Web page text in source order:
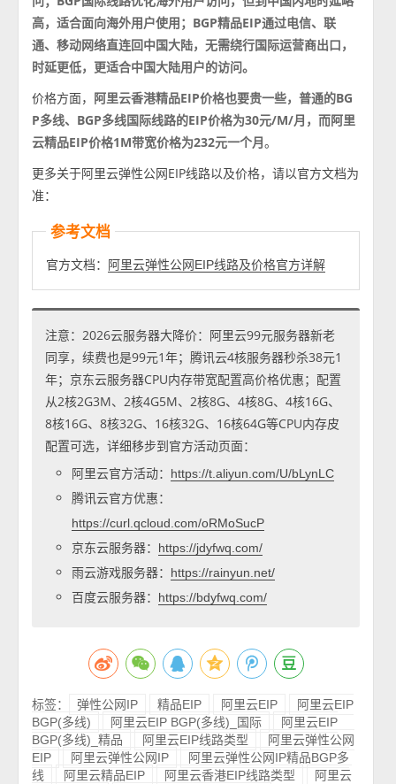
高，适合面向海外用户使用；BGP精品EIP通过电信、联
通、移动网络直连回中国大陆，无需绕行国际运营商出口，
时延更低，更适合中国大陆用户的访问。
价格方面， 阿里云香港精品EIP价格也要贵一些，普通的BG
P多线、BGP多线国际线路的EIP价格为30元/M/月，而阿里
云精品EIP价格1M带宽价格为232元一个月。
更多关于阿里云弹性公网EIP线路以及价格，请以官方文档为
准：
参考文档
官方文档： 阿里云弹性公网EIP线路及价格官方详解
注意：2026云服务器大降价：阿里云99元服务器新老
同享，续费也是99元1年；腾讯云4核服务器秒杀38元1
年；京东云服务器CPU内存带宽配置高价格优惠；配置
从2核2G3M、2核4G5M、2核8G、4核8G、4核16G、
8核16G、8核32G、16核32G、16核64G等CPU内存皮
配置可选，详细移步到官方活动页面：
阿里云官方活动：
https://t.aliyun.com/U/bLynLC
腾讯云官方优惠：
https://curl.qcloud.com/oRMoSucP
京东云服务器： https://jdyfwq.com/
雨云游戏服务器： https://rainyun.net/
百度云服务器： https://bdyfwq.com/
标签： 弹性公网IP 精品EIP 阿里云EIP
阿里云EIP
BGP(多线)
阿里云EIP BGP(多线)_国际
阿里云EIP
BGP(多线)_精品
阿里云EIP线路类型
阿里云弹性公网
EIP
阿里云弹性公网IP
阿里云弹性公网IP精品BGP多
线
阿里云精品EIP 阿里云香港EIP线路类型
阿里云